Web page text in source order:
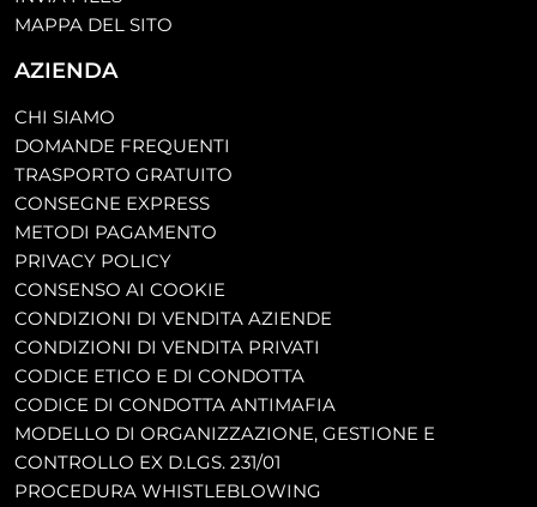
MAPPA DEL SITO
AZIENDA
CHI SIAMO
DOMANDE FREQUENTI
TRASPORTO GRATUITO
CONSEGNE EXPRESS
METODI PAGAMENTO
PRIVACY POLICY
CONSENSO AI COOKIE
CONDIZIONI DI VENDITA AZIENDE
CONDIZIONI DI VENDITA PRIVATI
CODICE ETICO E DI CONDOTTA
CODICE DI CONDOTTA ANTIMAFIA
MODELLO DI ORGANIZZAZIONE, GESTIONE E
CONTROLLO EX D.LGS. 231/01
PROCEDURA WHISTLEBLOWING